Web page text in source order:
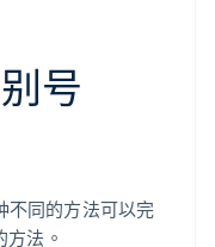
号
不同的方法可以完
法。